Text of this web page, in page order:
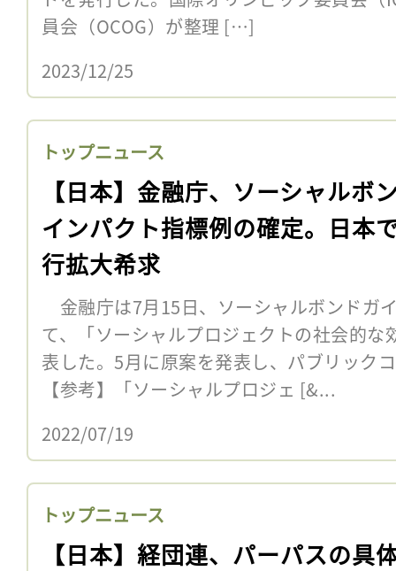
員会（OCOG）が整理 […]
2023/12/25
トップニュース
【日本】金融庁、ソーシャルボ
インパクト指標例の確定。日本
行拡大希求
金融庁は7月15日、ソーシャルボンドガ
て、「ソーシャルプロジェクトの社会的な
表した。5月に原案を発表し、パブリック
【参考】「ソーシャルプロジェ [&...
2022/07/19
トップニュース
【日本】経団連、パーパスの具